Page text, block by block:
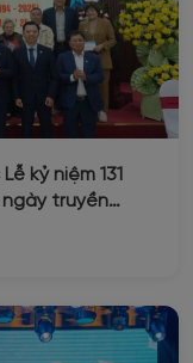
kỷ niệm 131
ngày truyền